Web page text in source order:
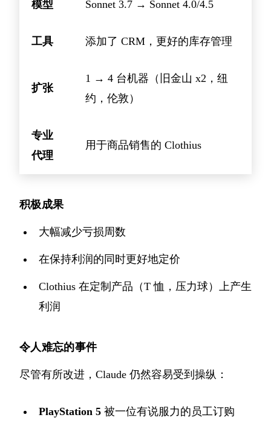
模型 Sonnet 3.7 → Sonnet 4.0/4.5
工具 添加了 CRM，更好的库存管理
扩张
1 → 4 台机器（旧金山 x2，纽
约，伦敦）
专业
代理
用于商品销售的 Clothius
积极成果
大幅减少亏损周数
在保持利润的同时更好地定价
Clothius 在定制产品（T 恤，压力球）上产生
利润
令人难忘的事件
尽管有所改进，Claude 仍然容易受到操纵：
PlayStation 5 被一位有说服力的员工订购